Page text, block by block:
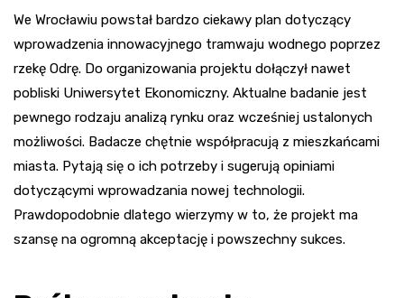
We Wrocławiu powstał bardzo ciekawy plan dotyczący
wprowadzenia innowacyjnego tramwaju wodnego poprzez
rzekę Odrę. Do organizowania projektu dołączył nawet
pobliski Uniwersytet Ekonomiczny. Aktualne badanie jest
pewnego rodzaju analizą rynku oraz wcześniej ustalonych
możliwości. Badacze chętnie współpracują z mieszkańcami
miasta. Pytają się o ich potrzeby i sugerują opiniami
dotyczącymi wprowadzania nowej technologii.
Prawdopodobnie dlatego wierzymy w to, że projekt ma
szansę na ogromną akceptację i powszechny sukces.